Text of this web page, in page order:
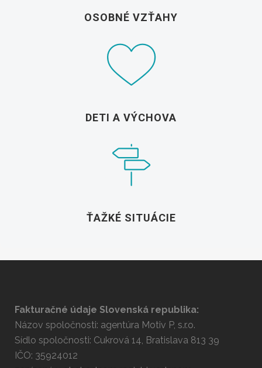
OSOBNÉ VZŤAHY
DETI A VÝCHOVA
ŤAŽKÉ SITUÁCIE
Fakturačné údaje Slovenská republika:
Názov spoločnosti: agentúra Motiv P, s.r.o.
Sídlo spoločnosti: Cukrová 14, Bratislava 813 39
IČO: 35924012